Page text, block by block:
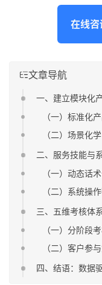
在线咨
文章导航
一、建立模块化
（一）标准化
（二）场景化
二、服务技能与
（一）动态话
（二）系统操
三、五维考核体
（一）分阶段
（二）客户参
四、结语：数据